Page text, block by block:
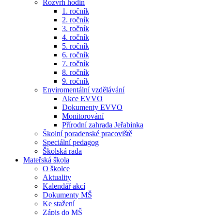
Rozvrh hodin
1. ročník
2. ročník
3. ročník
4. ročník
5. ročník
6. ročník
7. ročník
8. ročník
9. ročník
Enviromentální vzdělávání
Akce EVVO
Dokumenty EVVO
Monitorování
Přírodní zahrada Jeřabinka
Školní poradenské pracoviště
Speciální pedagog
Školská rada
Mateřská škola
O školce
Aktuality
Kalendář akcí
Dokumenty MŠ
Ke stažení
Zápis do MŠ